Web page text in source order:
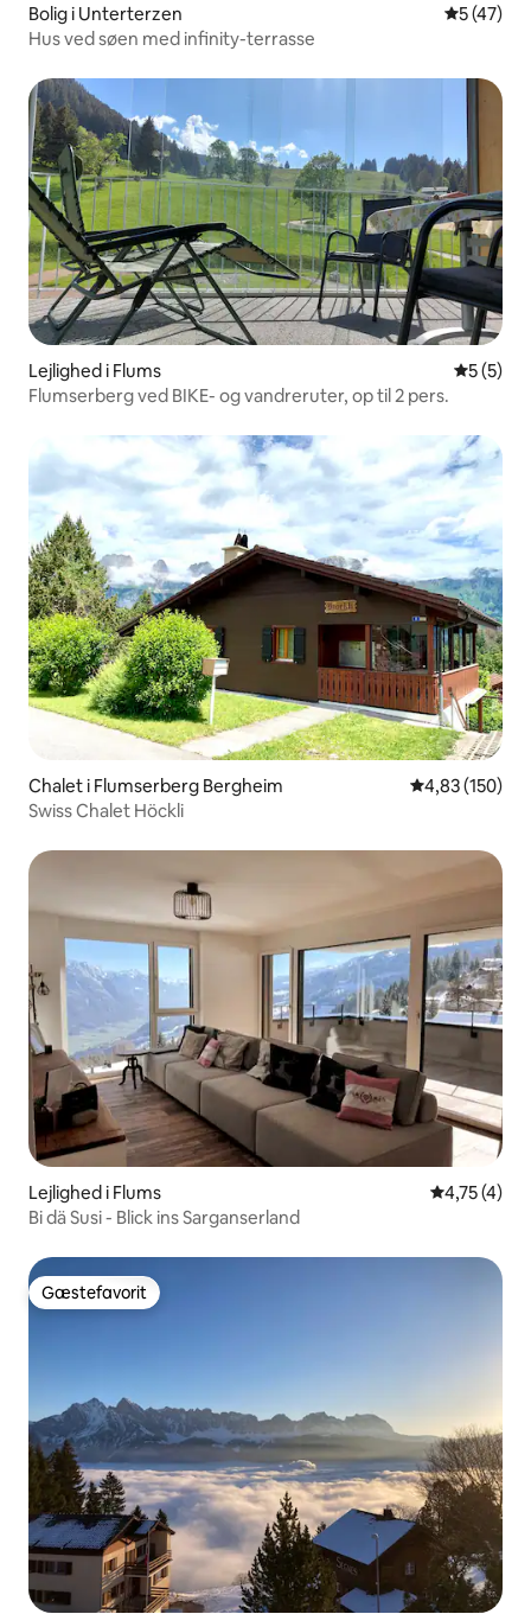
Bolig i Unterterzen 5 ud af 5 i
5 (47)
Hus ved søen med infinity-terrasse
Lejlighed i Flums 5 ud af 5
5 (5)
Flumserberg ved BIKE- og vandreruter, op til 2 pers.
Chalet i Flumserberg Bergheim 4,83 ud af 5 i
4,83 (150)
Swiss Chalet Höckli
Lejlighed i Flums 4,75 ud af
4,75 (4)
Bi dä Susi - Blick ins Sarganserland
Gæstefavorit
Gæstefavorit